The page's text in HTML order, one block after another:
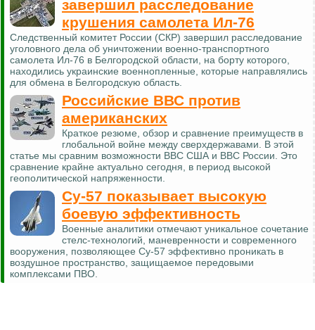
завершил расследование
крушения самолета Ил-76
Следственный комитет России (СКР) завершил расследование
уголовного дела об уничтожении военно-транспортного
самолета Ил-76 в Белгородской области, на борту которого,
находились украинские военнопленные, которые направлялись
для обмена в Белгородскую область.
Российские ВВС против
американских
Краткое резюме, обзор и сравнение преимуществ в
глобальной войне между сверхдержавами. В этой
статье мы сравним возможности ВВС США и ВВС России. Это
сравнение крайне актуально сегодня, в период высокой
геополитической напряженности.
Су-57 показывает высокую
боевую эффективность
Военные аналитики отмечают уникальное сочетание
стелс-технологий, маневренности и современного
вооружения, позволяющее Су-57 эффективно проникать в
воздушное пространство, защищаемое передовыми
комплексами ПВО.